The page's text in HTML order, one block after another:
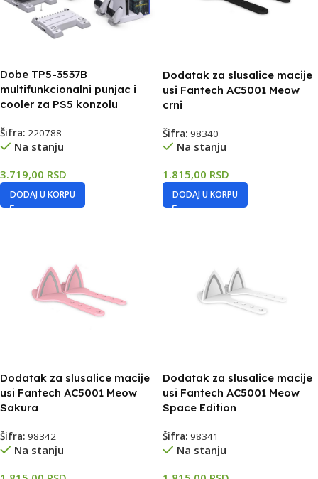
Dobe TP5-3537B
multifunkcionalni punjac i
cooler za PS5 konzolu
Šifra: 220788
Na stanju
3.719,00 RSD
DODAJ U KORPU
Dodatak za slusalice macije
usi Fantech AC5001 Meow
crni
Šifra: 98340
Na stanju
1.815,00 RSD
DODAJ U KORPU
Dodatak za slusalice macije
usi Fantech AC5001 Meow
Sakura
Šifra: 98342
Na stanju
Dodatak za slusalice macije
usi Fantech AC5001 Meow
Space Edition
Šifra: 98341
Na stanju